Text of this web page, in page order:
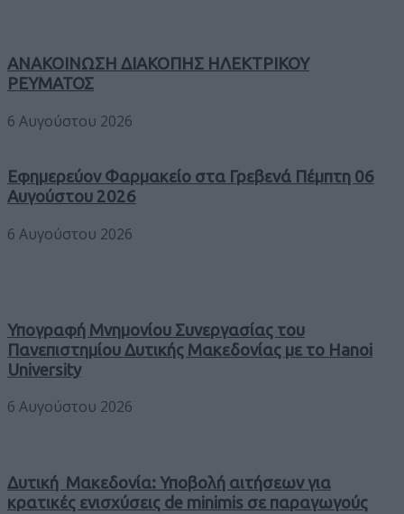
ΑΝΑΚΟΙΝΩΣΗ ΔΙΑΚΟΠΗΣ ΗΛΕΚΤΡΙΚΟΥ
ΡΕΥΜΑΤΟΣ
6 Αυγούστου 2026
Εφημερεύον Φαρμακείο στα Γρεβενά Πέμπτη 06
Αυγούστου 2026
6 Αυγούστου 2026
Υπογραφή Μνημονίου Συνεργασίας του
Πανεπιστημίου Δυτικής Μακεδονίας με το Hanoi
University
6 Αυγούστου 2026
Δυτική Μακεδονία: Υποβολή αιτήσεων για
κρατικές ενισχύσεις de minimis σε παραγωγούς